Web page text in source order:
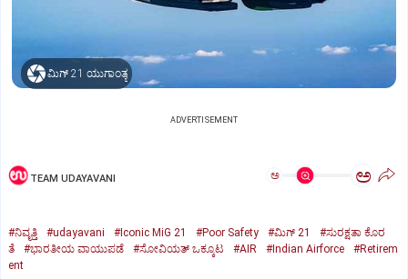
ಮಿಗ್‌ 21 ಯುಗಾಂತ್ಯ
ADVERTISEMENT
TEAM UDAYAVANI ಅ ಅ
#ನಿವೃತ್ತಿ #udayavani #Iconic MiG 21 #Poor Safety #ಮಿಗ್‌ 21
#ಸುರಕ್ಷತಾ ಕೊರ
ತೆ
#ಭಾರತೀಯ ವಾಯುಪಡೆ #ಸೋವಿಯತ್‌ ಒಕ್ಕೂಟ #AIR #Indian Airforce
#Retirem
ent